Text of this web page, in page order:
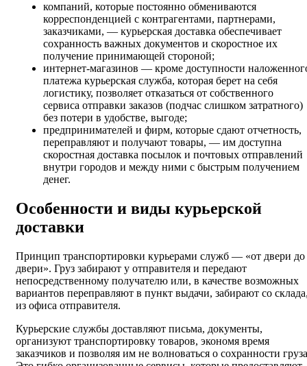
компаний, которые постоянно обмениваются
корреспонденцией с контрагентами, партнерами,
заказчиками, — курьерская доставка обеспечивает
сохранность важных документов и скоростное их
получение принимающей стороной;
интернет-магазинов — кроме доступности
платежа курьерская служба, которая берет на себя
логистику, позволяет отказаться от собственного
сервиса отправки заказов (подчас слишком затратного)
без потери в удобстве, выгоде;
предпринимателей и фирм, которые сдают отчетность,
переправляют и получают товары, — им доступна
скоростная доставка посылок и почтовых отправлений
внутри городов и между ними с быстрым получением
денег.
Особенности и виды курьерской
доставки
Принцип транспортировки курьерами служб — «от двери до
двери». Груз забирают у отправителя и передают
непосредственному получателю или, в качестве возможных
вариантов переправляют в пункт выдачи, забирают со
из офиса отправителя.
Курьерские службы доставляют письма, документы,
организуют транспортировку товаров, экономя время
заказчиков и позволяя им не волноваться о сохранности